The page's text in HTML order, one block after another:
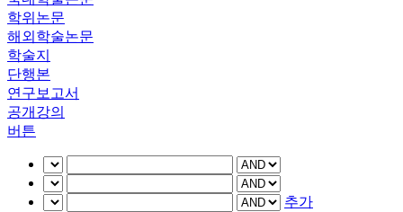
학위논문
해외학술논문
학술지
단행본
연구보고서
공개강의
버튼
추가